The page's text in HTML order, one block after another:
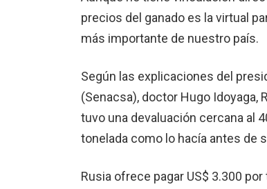
precios del ganado es la virtual
más importante de nuestro país.
Según las explicaciones del
(Senacsa), doctor Hugo Idoyaga,
tuvo una devaluación cercana al
tonelada como lo hacía antes de
Rusia ofrece pagar US$ 3.300